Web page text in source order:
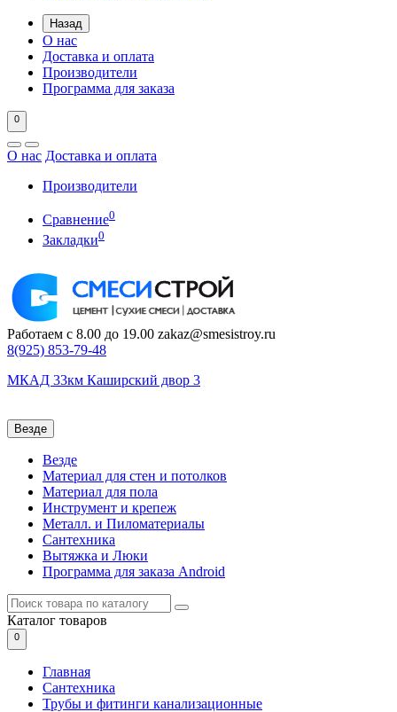
Назад
О нас
Доставка и оплата
Производители
Программа для заказа
0
О нас Доставка и оплата
Производители
Сравнение0
Закладки0
Работаем с 8.00 до 19.00 zakaz@smesistroy.ru
8(925) 853-79-48
МКАД 33км Каширский двор 3
Везде
Везде
Материал для стен и потолков
Материал для пола
Инструмент и крепеж
Металл. и Пиломатериалы
Сантехника
Вытяжка и Люки
Программа для заказа Android
Каталог товаров
0
Главная
Сантехника
Трубы и фитинги канализационные